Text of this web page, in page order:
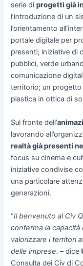
serie diprogetti già
l’introduzione di un
l’orientamento
portale digitale per
presenti; iniziative di
pubblici, verde
comunicazione
territorio; un
plastica in ottica di
Sul fronte dell’
lavorando
realtà già presenti
focus su cinema e
iniziative condivise
una particolare
generazioni.
“Il benvenuto al Civ
conferma la
valorizzare i territori
delle imprese. – dice
Consulta dei Civ di